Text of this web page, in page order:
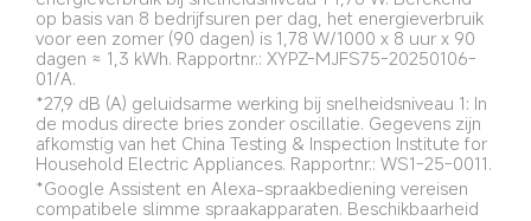
op basis van 8 bedrijfsuren per dag, het energieverbruik
voor een zomer (90 dagen) is 1,78 W/1000 x 8 uur x 90
dagen ≈ 1,3 kWh. Rapportnr.: XYPZ-MJFS75-20250106-
01/A.
*27,9 dB (A) geluidsarme werking bij snelheidsniveau 1: In
de modus directe bries zonder oscillatie. Gegevens zijn
afkomstig van het China Testing & Inspection Institute for
Household Electric Appliances. Rapportnr.: WS1-25-0011.
*Google Assistent en Alexa-spraakbediening vereisen
compatibele slimme spraakapparaten. Beschikbaarheid